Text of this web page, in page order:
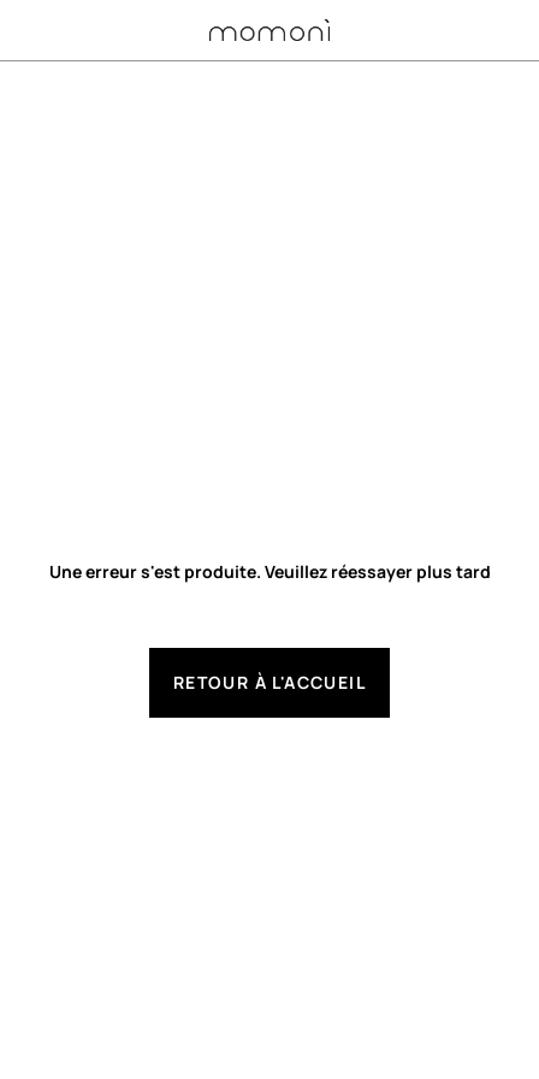
Une erreur s'est produite. Veuillez réessayer plus tard
RETOUR À L'ACCUEIL